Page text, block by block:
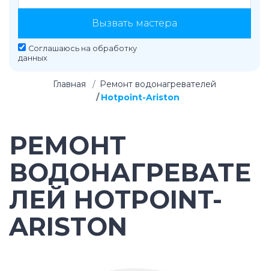
Вызвать мастера
Соглашаюсь на обработку
данных
Главная
Ремонт водонагревателей
Hotpoint-Ariston
РЕМОНТ
ВОДОНАГРЕВАТЕ
ЛЕЙ HOTPOINT-
ARISTON